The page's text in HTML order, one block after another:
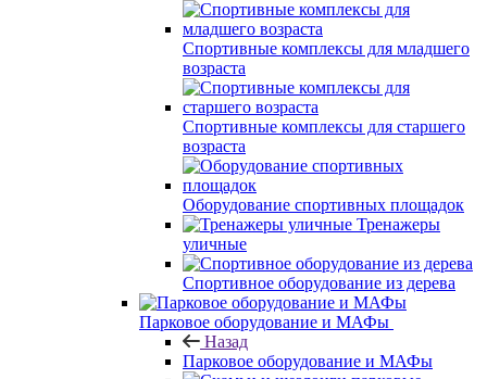
Спортивные комплексы для младшего
возраста
Спортивные комплексы для старшего
возраста
Оборудование спортивных площадок
Тренажеры
уличные
Спортивное оборудование из дерева
Парковое оборудование и МАФы
Назад
Парковое оборудование и МАФы